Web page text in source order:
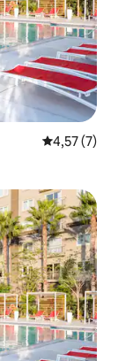
Évaluation
4,57 (7)